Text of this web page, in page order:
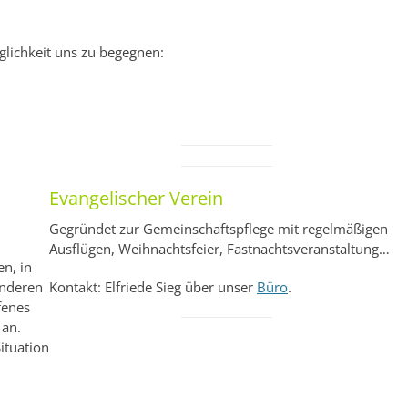
uns zu begegnen:
in
Evangelischer Verein
Gegründet zur Gemeinschaftspflege mit regelmäßigen
Ausflügen, Weihnachtsfeier, Fastnachtsveranstaltung…
Kontakt: Elfriede Sieg über unser Büro.